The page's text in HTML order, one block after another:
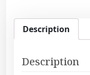
Description
Description